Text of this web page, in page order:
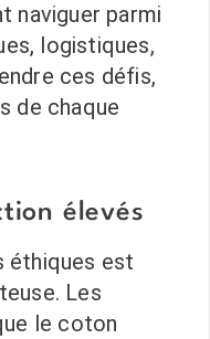
naviguer parmi
logistiques,
ces défis,
de chaque
élevés
éthiques est
Les
le coton